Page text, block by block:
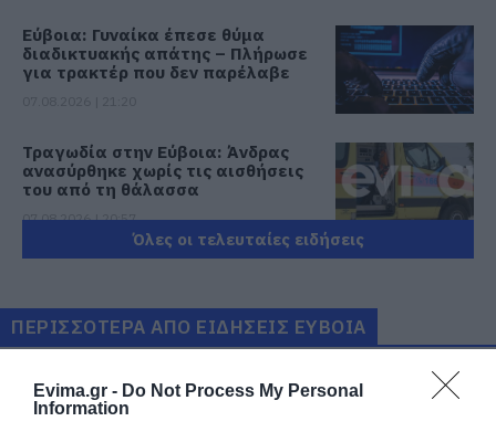
Evima.gr - Do Not Process My Personal
Information
Εύβοια: Γυναίκα έπεσε θύμα
διαδικτυακής απάτης – Πλήρωσε
για τρακτέρ που δεν παρέλαβε
Τραγωδία στην Εύβοια: Άνδρας
ανασύρθηκε χωρίς τις αισθήσεις
του από τη θάλασσα
07.08.2026 | 20:57
Ποιοι και γιατί θα πάρουν
διπλάσια σύνταξη τον Αύγουστο
Όλες οι τελευταίες ειδήσεις
ΠΕΡΙΣΣΟΤΕΡΑ ΑΠΟ ΕΙΔΗΣΕΙΣ ΕΥΒΟΙΑ